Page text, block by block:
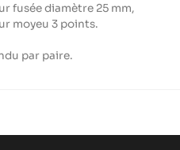
fusée diamètre 25 mm,
moyeu 3 points.
par paire.